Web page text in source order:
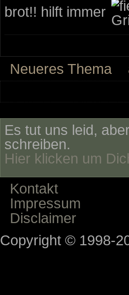
brot!! hilft immer
Neueres Thema
Es tut uns leid,
schreiben.
Hier klicken um
Kontakt
Impressum
Disclaimer
Copyright © 1998-